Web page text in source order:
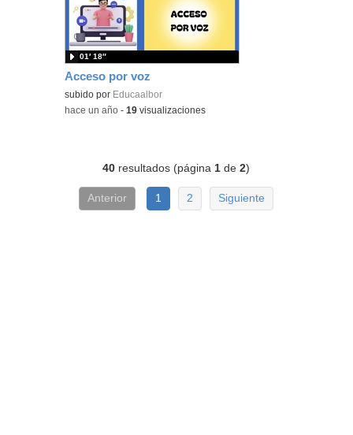
Acceso por voz
subido por Educaalbor
01′ 18″
-hace un año -19 visualizaciones
40 resultados (página 1 de2)
Anterior 1 2 Siguiente